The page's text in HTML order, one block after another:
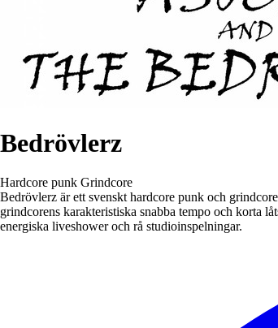
Bedrövlerz
Hardcore punk Grindcore
Bedrövlerz är ett svenskt hardcore punk och
grindcorens karakteristiska snabba tempo och korta
energiska liveshower och rå studioinspelningar.